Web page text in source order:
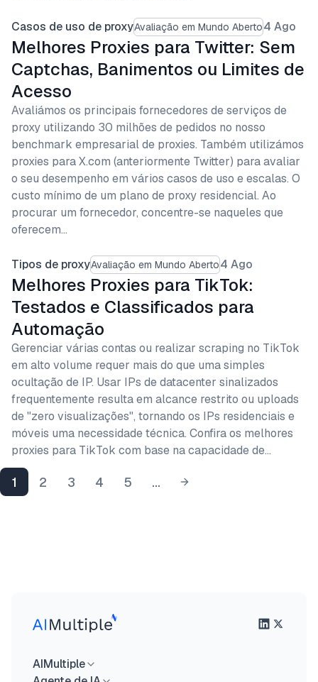
Casos de uso de proxyAvaliação em Mundo Aberto4 Ago
Melhores Proxies para Twitter: Sem
Captchas, Banimentos ou Limites de
Acesso
Avaliámos os principais fornecedores de serviços de
proxy utilizando 30 milhões de pedidos no nosso
benchmark empresarial de proxies. Também utilizámos
proxies para X.com (anteriormente Twitter) para avaliar
o seu desempenho em vários casos de uso e escalas. O
custo mínimo de um plano de proxy residencial. Ao
procurar um fornecedor, concentre-se naqueles que
oferecem…
Tipos de proxyAvaliação em Mundo Aberto4 Ago
Melhores Proxies para TikTok:
Testados e Classificados para
Automação
Gerenciar várias contas ou realizar scraping no TikTok
em alto volume requer mais do que uma simples
ocultação de IP. Usar IPs de datacenter sinalizados
frequentemente resulta em alcance restrito ou uploads
de "zero visualizações", tornando os IPs residenciais e
móveis uma necessidade técnica. Confira os melhores
proxies para TikTok com base na capacidade de…
1 2 3 4 5 ...
AIMultiple